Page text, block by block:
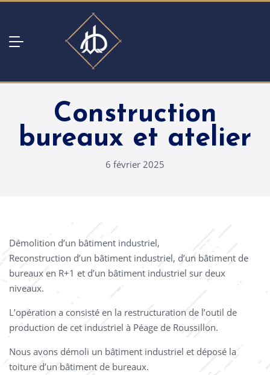
Construction
bureaux et atelier
6 février 2025
Démolition d’un bâtiment industriel,
Reconstruction d’un bâtiment industriel, d’un bâtiment de
bureaux en R+1 et d’un bâtiment industriel sur deux
niveaux.
L’opération a consisté en la restructuration de l’outil de
production de cet industriel à Péage de Roussillon.
Nous avons démoli un bâtiment industriel et déposé la
toiture d’un bâtiment de bureaux.